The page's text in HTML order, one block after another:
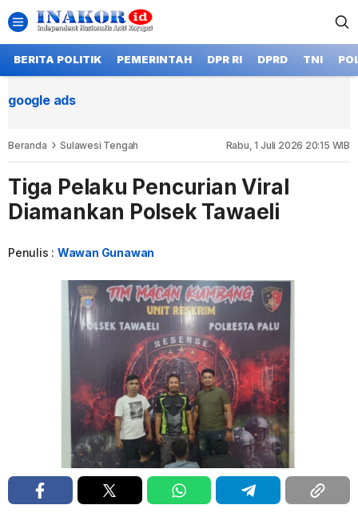
BERITA POLITIK PEMERINTAH DPR RI DPRD TNI
google ads
Beranda Sulawesi Tengah Rabu, 1 Juli 2026 20:15 WIB
Tiga Pelaku Pencurian Viral
Diamankan Polsek Tawaeli
Penulis : Wawan Gunawan